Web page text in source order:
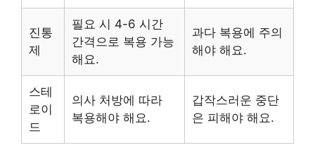
진통
제
필요 시 4-6 시간
간격으로 복용 가능
해요.
과다 복용에 주의
해야 해요.
스테
로이
드
의사 처방에 따라
복용해야 해요.
갑작스러운 중단
은 피해야 해요.